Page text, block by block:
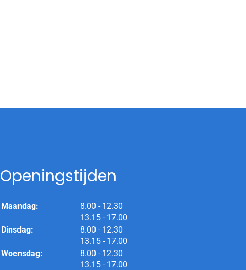
Openingstijden
Maandag: 8.00 tot
- 12.30
13.15 tot
- 17.00
Dinsdag:
8.00 tot
- 12.30
13.15 tot
- 17.00
Woensdag:
8.00 tot
- 12.30
13.15 tot
- 17.00